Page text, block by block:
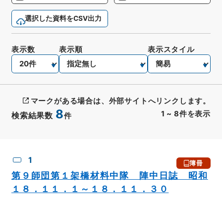
選択した資料をCSV出力
検索結果数 8件 1 ~ 8件を表示
表示数 表示順 表示スタイル
マークがある場合は、外部サイトへリンクします。
1 簿冊
第９師団第１架橋材料中隊 陣中日誌 昭和
１８．１１．１～１８．１１．３０